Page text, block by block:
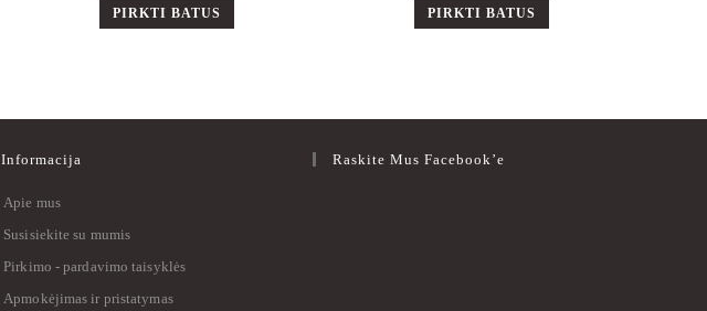
PIRKTI BATUS PIRKTI BATUS
Informacija
Apie mus
Susisiekite su mumis
Pirkimo - pardavimo taisyklės
Apmokėjimas ir pristatymas
Raskite Mus Facebook’e